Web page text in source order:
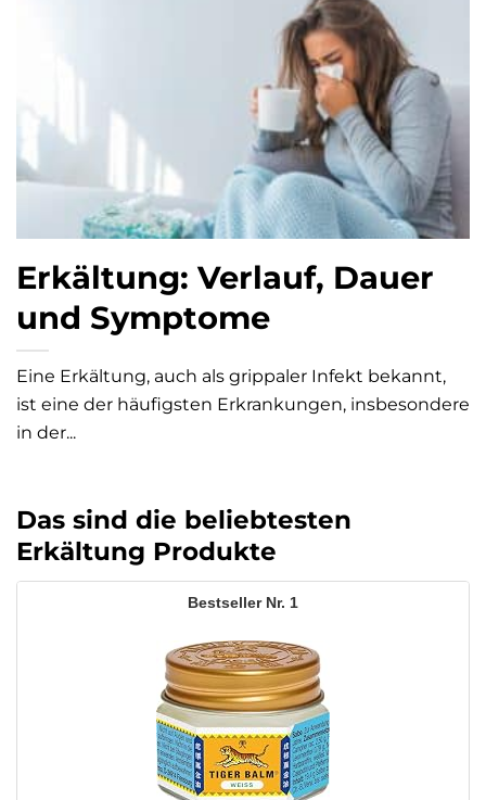
Erkältung: Verlauf, Dauer
und Symptome
Eine Erkältung, auch als grippaler Infekt bekannt,
ist eine der häufigsten Erkrankungen, insbesondere
in der...
Das sind die beliebtesten
Erkältung Produkte
1